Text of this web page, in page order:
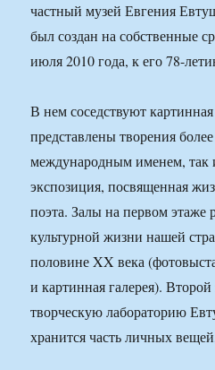
частный музей Евгения
был создан на собственные
июля 2010 года, к его 78-
В нем соседствуют
представлены творения
международным именем, так
экспозиция, посвященная
поэта. Залы на первом этаже
культурной жизни нашей
половине XX века
и картинная галерея). Второй
творческую лабораторию
хранится часть личных